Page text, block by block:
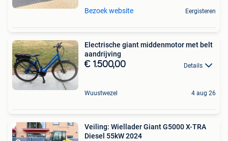
Bezoek website Eergisteren
Electrische giant middenmotor met belt
aandrijving
€ 1.500,00 Details
Wuustwezel 4 aug 26
Veiling: Wiellader Giant G5000 X-TRA
Diesel 55kW 2024